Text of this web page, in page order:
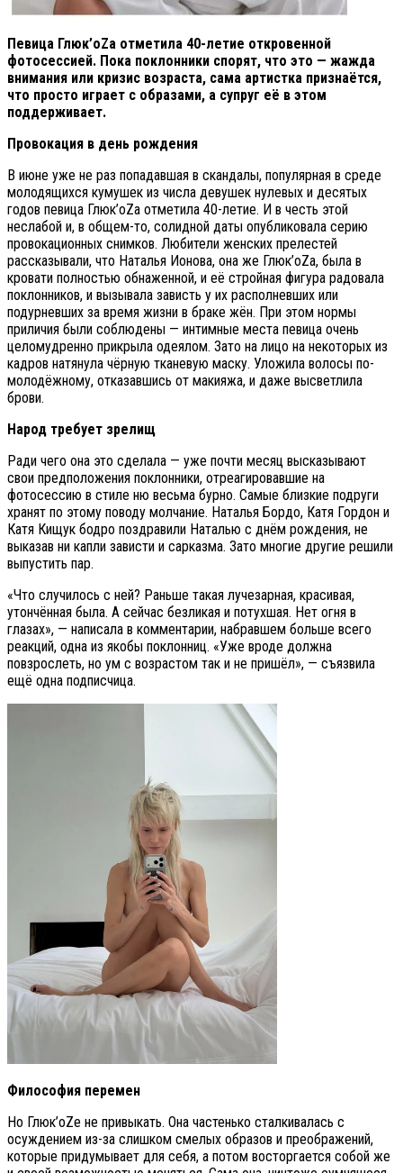
Певица Глюк’oZа отметила 40-летие откровенной
фотосессией. Пока поклонники спорят, что это — жажда
внимания или кризис возраста, сама артистка признаётся,
что просто играет с образами, а супруг её в этом
поддерживает.
Провокация в день рождения
В июне уже не раз попадавшая в скандалы, популярная в среде
молодящихся кумушек из числа девушек нулевых и десятых
годов певица Глюк’oZа отметила 40-летие. И в честь этой
неслабой и, в общем-то, солидной даты опубликовала серию
провокационных снимков. Любители женских прелестей
рассказывали, что Наталья Ионова, она же Глюк’oZа, была в
кровати полностью обнаженной, и её стройная фигура радовала
поклонников, и вызывала зависть у их располневших или
подурневших за время жизни в браке жён. При этом нормы
приличия были соблюдены — интимные места певица очень
целомудренно прикрыла одеялом. Зато на лицо на некоторых из
кадров натянула чёрную тканевую маску. Уложила волосы по-
молодёжному, отказавшись от макияжа, и даже высветлила
брови.
Народ требует зрелищ
Ради чего она это сделала — уже почти месяц высказывают
свои предположения поклонники, отреагировавшие на
фотосессию в стиле ню весьма бурно. Самые близкие подруги
хранят по этому поводу молчание. Наталья Бордо, Катя Гордон и
Катя Кищук бодро поздравили Наталью с днём рождения, не
выказав ни капли зависти и сарказма. Зато многие другие решили
выпустить пар.
«Что случилось с ней? Раньше такая лучезарная, красивая,
утончённая была. А сейчас безликая и потухшая. Нет огня в
глазах», — написала в комментарии, набравшем больше всего
реакций, одна из якобы поклонниц. «Уже вроде должна
повзрослеть, но ум с возрастом так и не пришёл», — съязвила
ещё одна подписчица.
Философия перемен
Но Глюк’oZе не привыкать. Она частенько сталкивалась с
осуждением из-за слишком смелых образов и преображений,
которые придумывает для себя, а потом восторгается собой же